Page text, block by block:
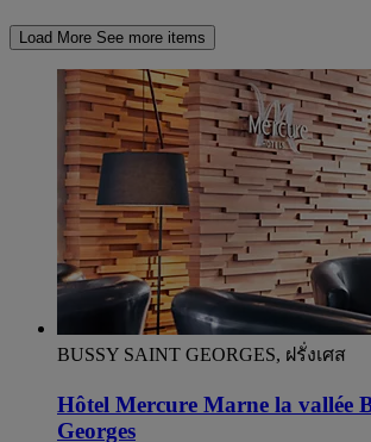
Load More See more items
BUSSY SAINT GEORGES, ฝรั่งเศส
Hôtel Mercure Marne la vallée
Georges